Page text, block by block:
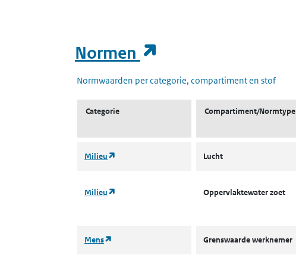
Normen
Normwaarden per categorie, compartiment en stof
Categorie Compartiment/Normtype
Milieu (opent in een nieuw tabblad)
Lucht
Milieu (opent in een nieuw tabblad)Oppervlaktewater zoet
Mens (opent in een nieuw tabblad)Grenswaarde werknemer